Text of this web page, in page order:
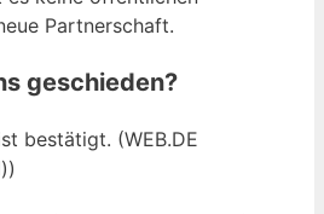
Partnerschaft.
geschieden?
bestätigt. (WEB.DE